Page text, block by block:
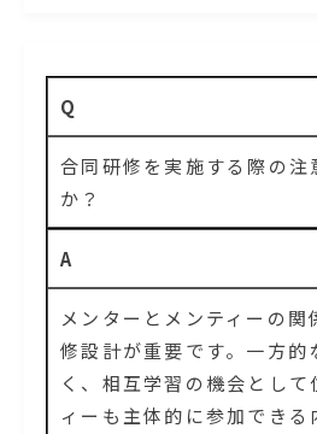
Q
合同研修を実施する際の注
か？
A
メンターとメンティーの関
修設計が重要です。一方的
く、相互学習の機会として
ィーも主体的に参加できる